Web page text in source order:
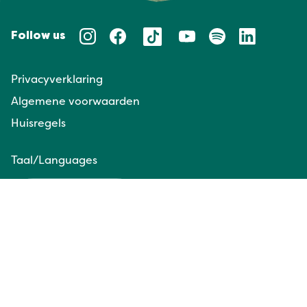
Follow us
Privacyverklaring
Algemene voorwaarden
Huisregels
Taal/Languages